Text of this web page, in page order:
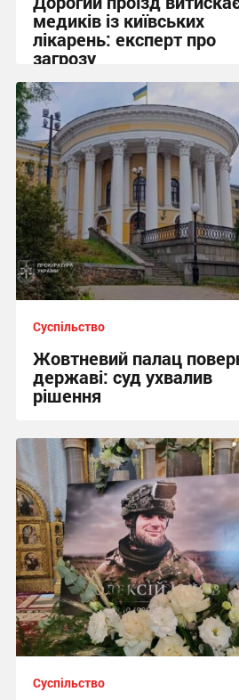
медиків із київських
лікарень: експерт про
загрозу
13:35 сьогодні
Суспільство
Жовтневий палац
державі: суд ухвалив
рішення
22:38 вчора
Суспільство